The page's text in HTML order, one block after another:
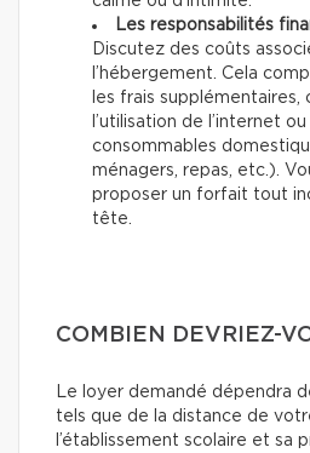
Les responsabilités
Discutez des coûts
l’hébergement. Cela
les frais supplémentaires,
l’utilisation de l’internet
consommables
ménagers, repas, etc.).
proposer un forfait tout
tête.
COMBIEN DEVRIEZ-
Le loyer demandé dépendra
tels que de la distance de
l’établissement scolaire et sa